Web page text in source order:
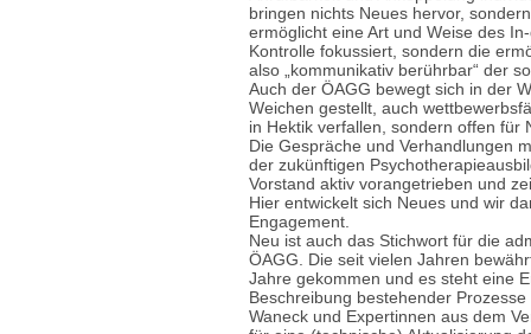
bringen nichts Neues hervor,
ermöglicht eine Art und Weise des
Kontrolle fokussiert, sondern die
also „kommunikativ berührbar“ der
Auch der ÖAGG bewegt sich in der
Weichen gestellt, auch
in Hektik verfallen, sondern offen für
Die Gespräche und Verhandlungen
der zukünftigen
Vorstand aktiv vorangetrieben und
Hier entwickelt sich Neues und wir
Engagement.
Neu ist auch das Stichwort für die
ÖAGG. Die seit vielen Jahren
Jahre gekommen und es steht eine
Beschreibung bestehender
Waneck und Expertinnen aus dem